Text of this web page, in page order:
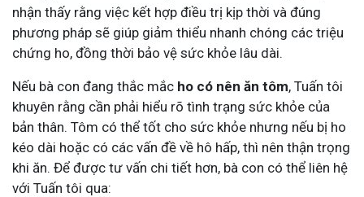
nhận thấy rằng việc kết hợp điều trị kịp thời và đúng
phương pháp sẽ giúp giảm thiểu nhanh chóng các triệu
chứng ho, đồng thời bảo vệ sức khỏe lâu dài.
Nếu bà con đang thắc mắc ho có nên ăn tôm, Tuấn tôi
khuyên rằng cần phải hiểu rõ tình trạng sức khỏe của
bản thân. Tôm có thể tốt cho sức khỏe nhưng nếu bị ho
kéo dài hoặc có các vấn đề về hô hấp, thì nên thận trọng
khi ăn. Để được tư vấn chi tiết hơn, bà con có thể liên hệ
với Tuấn tôi qua: